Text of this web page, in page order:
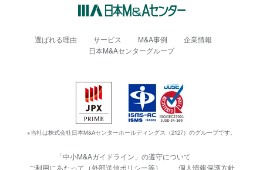
選ばれる理由 サービス M&A事例
企業情報
日本M&Aセンターグループ
※当社は株式会社日本M&Aセンターホールディングス（2127）のグループです。
「中小M&Aガイドライン」の遵守について
ご利用にあたって（外部送信ポリシー等）
個人情報保護方針